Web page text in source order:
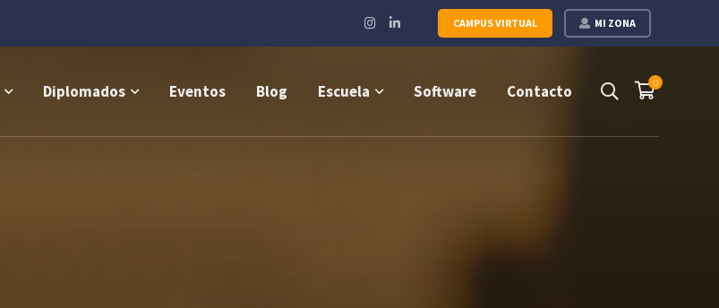
MI ZONA
CAMPUS VIRTUAL
Instagram
Profile
LinkedIn
Profile
0
Diplomados Eventos Blog Escuela Software Contacto